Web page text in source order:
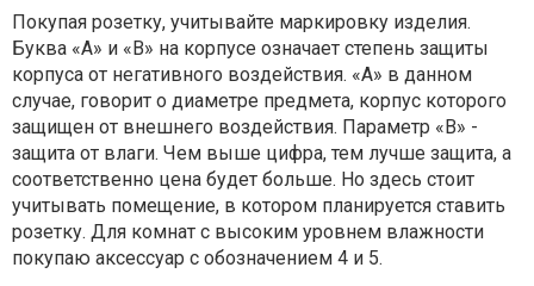
Покупая розетку, учитывайте маркировку изделия.
Буква «А» и «В» на корпусе означает степень защиты
корпуса от негативного воздействия. «А» в данном
случае, говорит о диаметре предмета, корпус которого
защищен от внешнего воздействия. Параметр «В» -
защита от влаги. Чем выше цифра, тем лучше защита, а
соответственно цена будет больше. Но здесь стоит
учитывать помещение, в котором планируется ставить
розетку. Для комнат с высоким уровнем влажности
покупаю аксессуар с обозначением 4 и 5.